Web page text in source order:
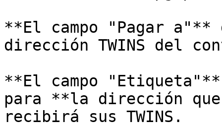
**El campo "Pagar
dirección TWINS del
**El campo
para **la dirección
recibirá sus TWINS.